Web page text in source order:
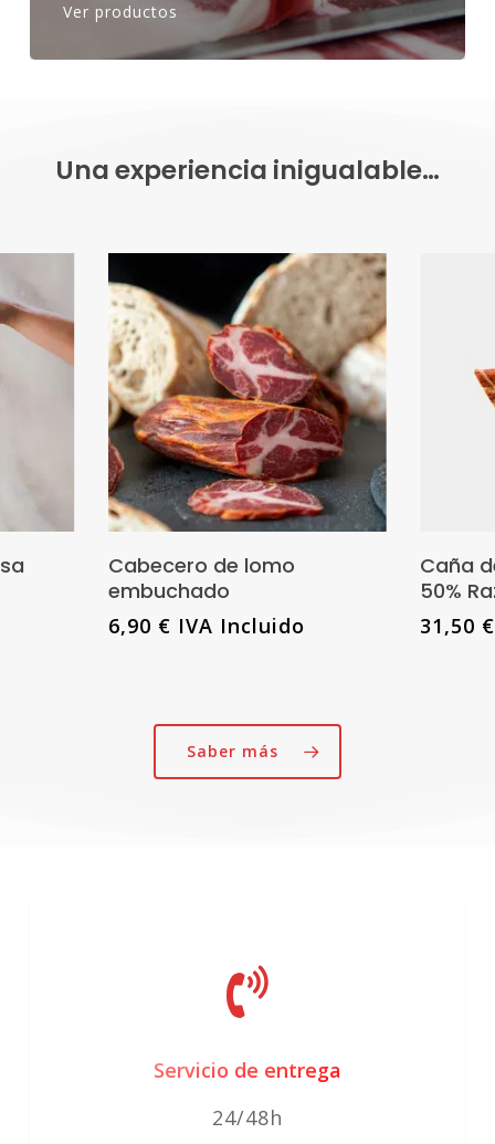
Ver productos
Una experiencia inigualable…
Añadir Al Carrito
Cabecero de lomo
embuchado
6,90 € IVA Incluido
Caña
50%
31,50 €
Este
producto
tiene
múltiples
variantes.
Saber más
Servicio de entrega
24/48h